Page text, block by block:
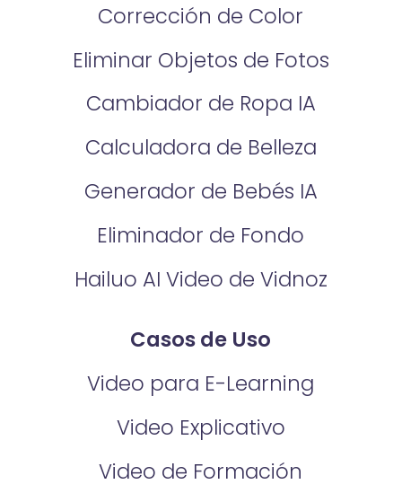
Corrección de Color
Eliminar Objetos de Fotos
Cambiador de Ropa IA
Calculadora de Belleza
Generador de Bebés IA
Eliminador de Fondo
Hailuo AI Video de Vidnoz
Casos de Uso
Video para E-Learning
Video Explicativo
Video de Formación